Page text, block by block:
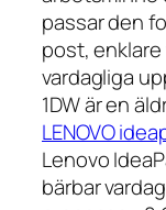
passar den
post,
vardagliga
1DW är en
LENOVO
Lenovo
bärbar